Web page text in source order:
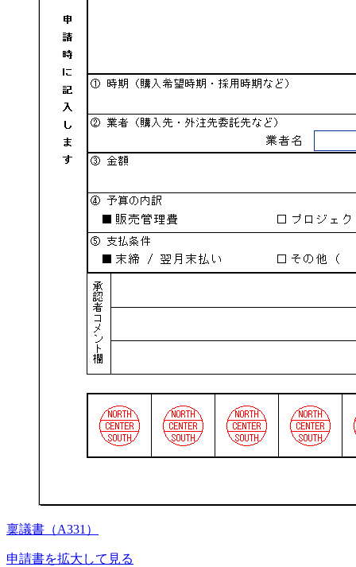
稟議書（A331）
申請書を拡大して見る